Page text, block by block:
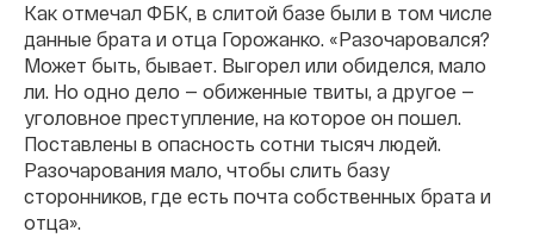
Как отмечал ФБК, в слитой базе были в том числе
данные брата и отца Горожанко. «Разочаровался?
Может быть, бывает. Выгорел или обиделся, мало
ли. Но одно дело — обиженные твиты, а другое —
уголовное преступление, на которое он пошел.
Поставлены в опасность сотни тысяч людей.
Разочарования мало, чтобы слить базу
сторонников, где есть почта собственных брата и
отца».